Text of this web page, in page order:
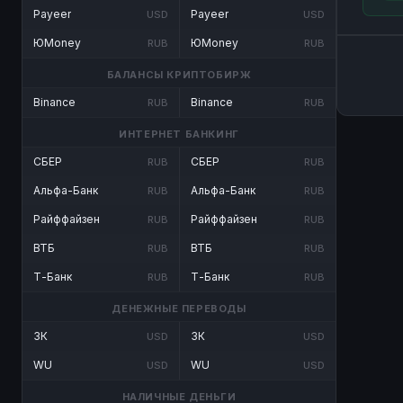
Payeer USD
ЮMoney RUB
Payeer USD
ЮMoney RUB
БАЛАНСЫ КРИПТОБИРЖ
Binance RUB Binance RUB
ИНТЕРНЕТ БАНКИНГ
СБЕР RUB
Альфа-Банк RUB
Райффайзен RUB
ВТБ RUB
Т-Банк RUB
СБЕР RUB
Альфа-Банк RUB
Райффайзен RUB
ВТБ RUB
Т-Банк RUB
ДЕНЕЖНЫЕ ПЕРЕВОДЫ
ЗК USD
WU USD
ЗК USD
WU USD
НАЛИЧНЫЕ ДЕНЬГИ